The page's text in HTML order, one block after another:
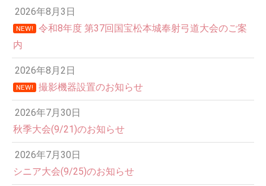
2026年8月3日
NEW!
令和8年度 第37回国宝松本城奉射弓道大会のご案
内
2026年8月2日
NEW! 撮影機器設置のお知らせ
2026年7月30日
秋季大会(9/21)のお知らせ
2026年7月30日
シニア大会(9/25)のお知らせ